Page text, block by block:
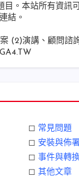
目。本站所有資訊
結。
(2)演講、顧問諮
◻︎ 常見問題
◻︎ 安裝與佈
◻︎ 事件與轉
◻︎ 其他文章